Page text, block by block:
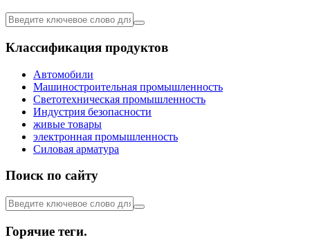
Классификация продуктов
Автомобили
Машиностроительная промышленность
Светотехническая промышленность
Индустрия безопасности
живые товары
электронная промышленность
Силовая арматура
Поиск по сайту
Горячие теги.